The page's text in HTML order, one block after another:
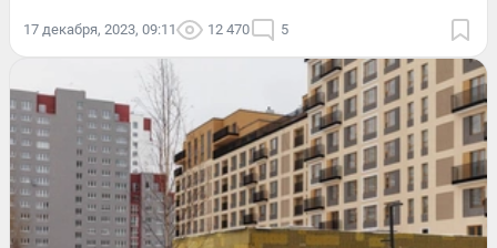
17 декабря, 2023, 09:11 12 470 5